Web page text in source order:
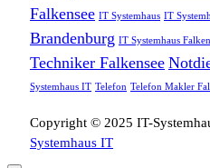
Falkensee IT Systemhaus IT
Brandenburg IT Systemhaus
Techniker Falkensee
Systemhaus IT Telefon Telefon Makler
Copyright © 2025 IT-
Systemhaus IT